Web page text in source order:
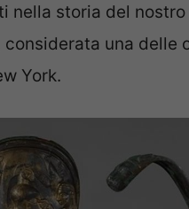
nella storia del
una delle
York.